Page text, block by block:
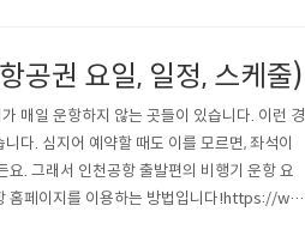
공권 요일, 일정, 스케줄)
매일 운항하지 않는 곳들이 있습니다. 이런 경
다. 심지어 예약할 때도 이를 모르면, 좌석이
. 그래서 인천공항 출발편의 비행기 운항 요
홈페이지를 이용하는 방법입니다!https://ww
ap_ko/870/subview.do 인천국제공